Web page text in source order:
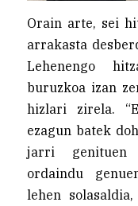
Orain arte, sei
arrakasta
Lehenengo
buruzkoa izan
hizlari zirela.
ezagun batek
jarri genituen
ordaindu
lehen